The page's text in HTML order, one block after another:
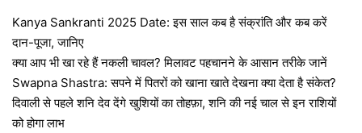
Kanya Sankranti 2025 Date: इस साल कब है संक्रांति और कब करें
दान-पूजा, जानि‍ए
क्या आप भी खा रहे हैं नकली चावल? मिलावट पहचानने के आसान तरीके जानें
Swapna Shastra: सपने में पितरों को खाना खाते देखना क्या देता है संकेत?
दिवाली से पहले शनि देव देंगे खुशियों का तोहफ़ा, शनि की नई चाल से इन राशियों
को होगा लाभ